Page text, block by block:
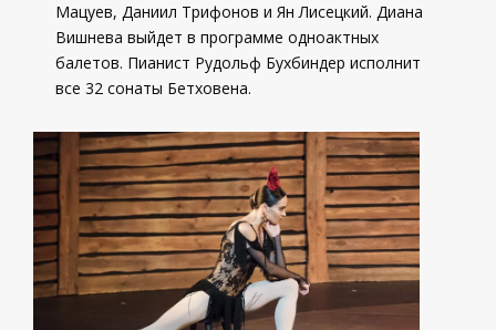
Мацуев, Даниил Трифонов и Ян Лисецкий. Диана
Вишнева выйдет в программе одноактных
балетов. Пианист Рудольф Бухбиндер исполнит
все 32 сонаты Бетховена.